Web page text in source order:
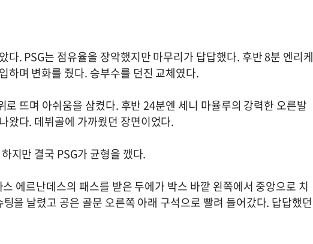
다. PSG는 점유율을 장악했지만 마무리가 답답했다. 후반 8분 엔리케
하며 변화를 줬다. 승부수를 던진 교체였다.
로 뜨며 아쉬움을 삼켰다. 후반 24분엔 세니 마율루의 강력한 오른발
왔다. 데뷔골에 가까웠던 장면이었다.
지만 결국 PSG가 균형을 깼다.
에르난데스의 패스를 받은 두에가 박스 바깥 왼쪽에서 중앙으로 치
을 날렸고 공은 골문 오른쪽 아래 구석으로 빨려 들어갔다. 답답했던